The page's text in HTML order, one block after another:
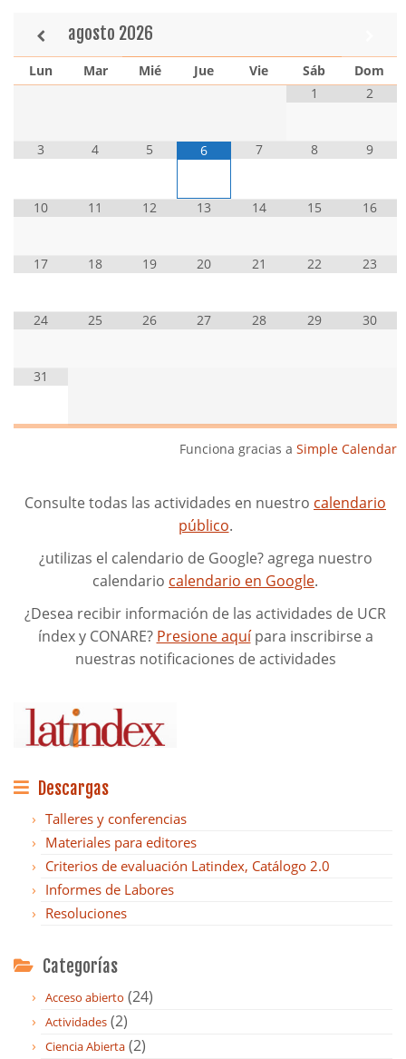
agosto 2026
Lun Mar Mié Jue Vie Sáb
Dom
1
2
3 4 5 6 7 8 9
10 11 12 13 14 15 16
17 18 19 20 21 22 23
24 25 26 27 28 29 30
31
Funciona gracias a Simple Calendar
Consulte todas las actividades en nuestro calendario
público.
¿utilizas el calendario de Google? agrega nuestro
calendario calendario en Google.
¿Desea recibir información de las actividades de UCR
índex y CONARE? Presione aquípara inscribirse a
nuestras notificaciones de actividades
Descargas
Talleres y conferencias
Materiales para editores
Criterios de evaluación Latindex, Catálogo 2.0
Informes de Labores
Resoluciones
Categorías
Acceso abierto (24)
Actividades (2)
Ciencia Abierta (2)